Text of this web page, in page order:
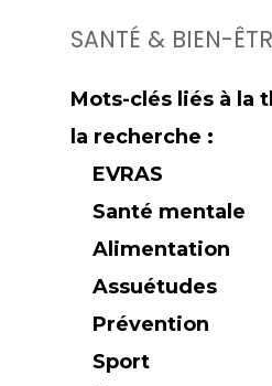
SANTÉ & BIEN-
Mots-clés liés à la
la recherche :
EVRAS
Santé mentale
Alimentation
Assuétudes
Prévention
Sport